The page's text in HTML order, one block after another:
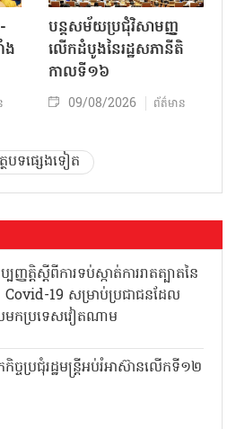
ង
បន្តសម័យប្រជុំវិសាមញ្ញ
លើកដំបូងនៃរដ្ឋសភានីតិ
កាលទី១៦
09/08/2026 ព័ត៌មាន
ថបទផ្សេងទៀត
ញ្ញត្តិស្តីពីការទប់ស្កាត់ការរាតត្បាតនៃ
19 សម្រាប់ប្រជាជនដែល
កប្រទេសវៀតណាម
កិច្ចប្រជុំរដ្ឋមន្ត្រីអប់រំអាស៊ានលើកទី១២